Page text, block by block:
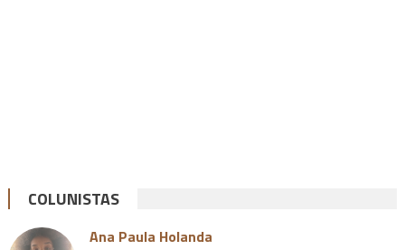
COLUNISTAS
Ana Paula Holanda